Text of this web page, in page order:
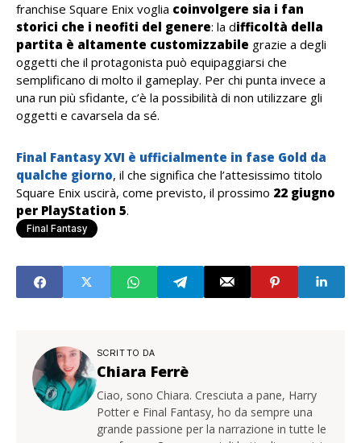
franchise Square Enix voglia coinvolgere sia i fan
storici che i neofiti del genere: la difficoltà della
partita è altamente customizzabile grazie a degli
oggetti che il protagonista può equipaggiarsi che
semplificano di molto il gameplay. Per chi punta invece a
una run più sfidante, c’è la possibilità di non utilizzare gli
oggetti e cavarsela da sé.
Final Fantasy XVI è ufficialmente in fase Gold da
qualche giorno, il che significa che l’attesissimo titolo
Square Enix uscirà, come previsto, il prossimo 22 giugno
per PlayStation 5.
Final Fantasy
SCRITTO DA
Chiara Ferrè
Ciao, sono Chiara. Cresciuta a pane, Harry
Potter e Final Fantasy, ho da sempre una
grande passione per la narrazione in tutte le